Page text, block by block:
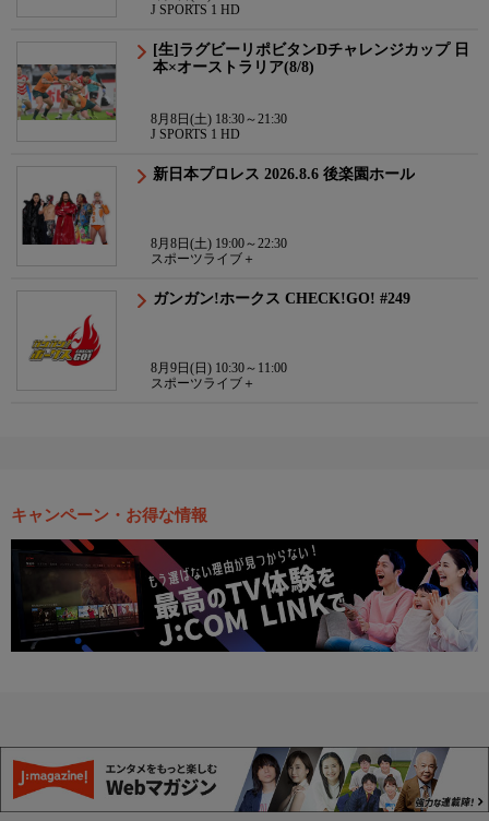
J SPORTS 1 HD
[生]ラグビーリポビタンDチャレンジカップ 日
本×オーストラリア(8/8)
8月8日(土) 18:30～21:30
J SPORTS 1 HD
新日本プロレス 2026.8.6 後楽園ホール
8月8日(土) 19:00～22:30
スポーツライブ＋
ガンガン!ホークス CHECK!GO! #249
8月9日(日) 10:30～11:00
スポーツライブ＋
キャンペーン・お得な情報